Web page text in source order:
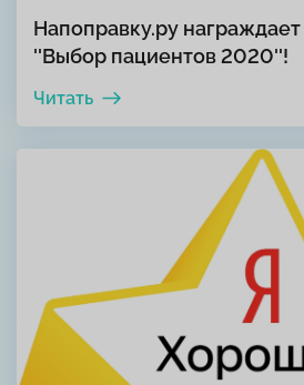
Напоправку.ру награждает
''Выбор пациентов 2020''!
Читать